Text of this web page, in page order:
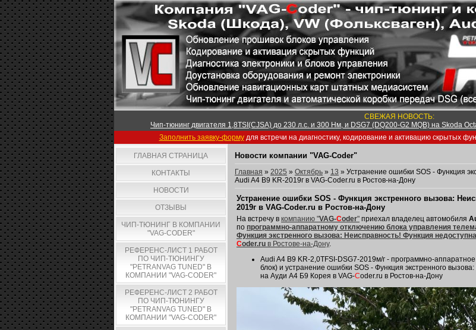
СВЕЖАЯ НОВОСТЬ:
Чип-тюнинг двигателя 1,8TSI(CJSA) до 230 л.с. и 300 Нм, и DSG7 (DQ200-G2 MQB) на Skoda
Заполнить заявку-формудля встречи на диагностику, кодирование и активацию скрытых
ГЛАВНАЯ СТРАНИЦА
КОНТАКТЫ
НОВОСТИ
ОТЗЫВЫ
ЧИП-ТЮНИНГ В КОМПАНИИ
"VAG-CODER"
РЕФЕРЕНС-ЛИСТ 1 РАБОТ
ПО ЧИП-ТЮНИНГУ
"PETRANVAG TUNED" В
КОМПАНИИ "VAG-CODER"
РЕФЕРЕНС-ЛИСТ 2 РАБОТ
ПО ЧИП-ТЮНИНГУ
"PETRANVAG TUNED" В
КОМПАНИИ "VAG-CODER"
Новости компании "VAG-Coder"
Главная » 2025 » Октябрь » 13 » Устранение ошибки SOS - Функция
Audi A4 B9 KR-2019г в VAG-Coder.ru в Ростов-на-Дону
Устранение ошибки SOS - Функция экстренного вызова:
2019г в VAG-Coder.ru в Ростов-на-Дону
На встречу в компанию "VAG-Coder" приехал владелец автомобиля
по программно-аппаратному отключению блока управления
Функция экстренного вызова: Неисправность! Функция
Coder.ru в Ростове-на-Дону.
Audi A4 B9 KR-2,0TFSI-DSG7-2019м/г - программно-
блок) и устранение ошибки SOS - Функция экстренного
на Ауди А4 Б9 Корея в VAG-Coder.ru в Ростов-на-Дону